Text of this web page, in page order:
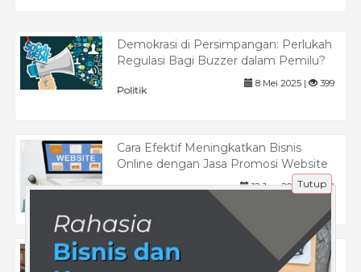
Demokrasi di Persimpangan: Perlukah
Regulasi Bagi Buzzer dalam Pemilu?
Politik
8 Mei 2025 | 399
Cara Efektif Meningkatkan Bisnis
Online dengan Jasa Promosi Website
Tips
12 Jan 2026 | 152
Simulasi Resmi UTBK? Coba Tryout
Online Gratis UTBK 2025 Format Asli
Tutup